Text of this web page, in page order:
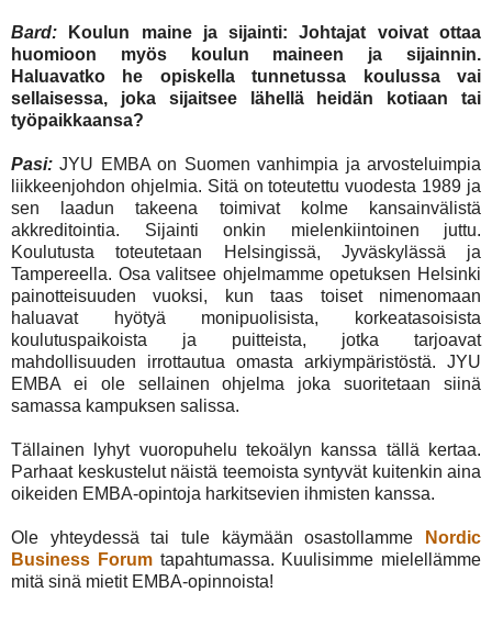
Bard: Koulun maine ja sijainti: Johtajat voivat ottaa
huomioon myös koulun maineen ja sijainnin.
Haluavatko he opiskella tunnetussa koulussa vai
sellaisessa, joka sijaitsee lähellä heidän kotiaan tai
työpaikkaansa?
Pasi: JYU EMBA on Suomen vanhimpia ja arvosteluimpia
liikkeenjohdon ohjelmia. Sitä on toteutettu vuodesta 1989 ja
sen laadun takeena toimivat kolme kansainvälistä
akkreditointia. Sijainti onkin mielenkiintoinen juttu.
Koulutusta toteutetaan Helsingissä, Jyväskylässä ja
Tampereella. Osa valitsee ohjelmamme opetuksen Helsinki
painotteisuuden vuoksi, kun taas toiset nimenomaan
haluavat hyötyä monipuolisista, korkeatasoisista
koulutuspaikoista ja puitteista, jotka tarjoavat
mahdollisuuden irrottautua omasta arkiympäristöstä. JYU
EMBA ei ole sellainen ohjelma joka suoritetaan siinä
samassa kampuksen salissa.
Tällainen lyhyt vuoropuhelu tekoälyn kanssa tällä kertaa.
Parhaat keskustelut näistä teemoista syntyvät kuitenkin aina
oikeiden EMBA-opintoja harkitsevien ihmisten kanssa.
Ole yhteydessä tai tule käymään osastollamme
Nordic
Business Forumtapahtumassa. Kuulisimme mielellämme
mitä sinä mietit EMBA-opinnoista!